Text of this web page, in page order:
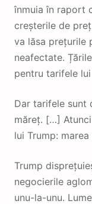
înmuia în raport
creșterile de
va lăsa prețurile
neafectate.
pentru tarifele lui
Dar tarifele sunt
măreț. […]
lui Trump:
Trump
negocierile
unu-la-unu.